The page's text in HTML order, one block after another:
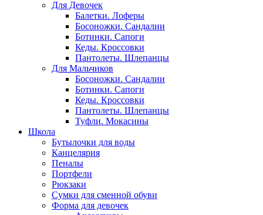
Для Девочек
Балетки. Лоферы
Босоножки. Сандалии
Ботинки. Сапоги
Кеды. Кроссовки
Пантолеты. Шлепанцы
Для Мальчиков
Босоножки. Сандалии
Ботинки. Сапоги
Кеды. Кроссовки
Пантолеты. Шлепанцы
Туфли. Мокасины
Школа
Бутылочки для воды
Канцелярия
Пеналы
Портфели
Рюкзаки
Сумки для сменной обуви
Форма для девочек